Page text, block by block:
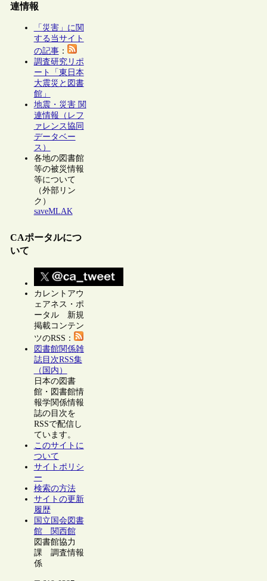
連情報
「災害」に関
する当サイト
の記事：
調査研究リポ
ート「東日本
大震災と図書
館」
地震・災害 関
連情報（レフ
ァレンス協同
データベー
ス）
各地の図書館
等の被災情報
等について
（外部リン
ク）
saveMLAK
CAポータルにつ
いて
カレントアウ
ェアネス・ポ
ータル 新規
掲載コンテン
ツのRSS：
図書館関係雑
誌目次RSS集
（国内）
日本の図書
館・図書館情
報学関係情報
誌の目次を
RSSで配信し
ています。
このサイトに
ついて
サイトポリシ
ー
検索の方法
サイトの更新
履歴
国立国会図書
館 関西館
図書館協力
課 調査情報
係